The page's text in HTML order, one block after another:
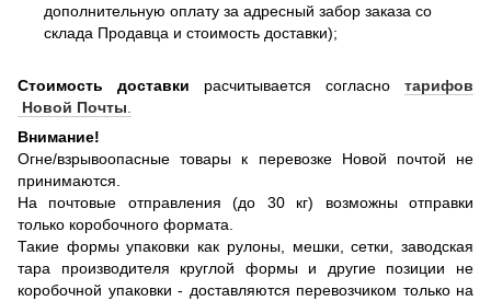
дополнительную оплату за адресный забор заказа со
склада Продавца и стоимость доставки);
Стоимость доставки расчитывается согласно тарифов
Новой Почты.
Внимание!
Огне/взрывоопасные товары к перевозке Новой почтой не
принимаются.
На почтовые отправления (до 30 кг) возможны отправки
только коробочного формата.
Такие формы упаковки как рулоны, мешки, сетки, заводская
тара производителя круглой формы и другие позиции не
коробочной упаковки - доставляются перевозчиком только на